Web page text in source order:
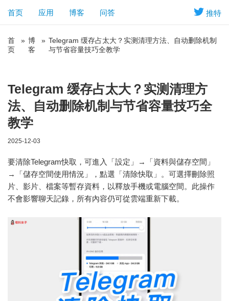
推特
首页 应用 博客 问答
首
页
» 博
客
» Telegram 缓存占太大？实测清理方法、自动删除机制
与节省容量技巧全教学
Telegram 缓存占太大？实测清理方
法、自动删除机制与节省容量技巧全
教学
2025-12-03
要清除Telegram快取，可進入「設定」→「資料與儲存空間」
→「儲存空間使用情況」，點選「清除快取」。可選擇刪除照
片、影片、檔案等暫存資料，以釋放手機或電腦空間。此操作
不會影響聊天記錄，所有內容仍可從雲端重新下載。